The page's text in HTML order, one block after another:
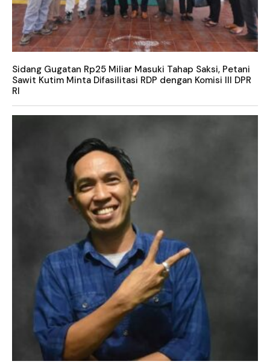
Sidang Gugatan Rp25 Miliar Masuki Tahap Saksi, Petani
Sawit Kutim Minta Difasilitasi RDP dengan Komisi III DPR
RI